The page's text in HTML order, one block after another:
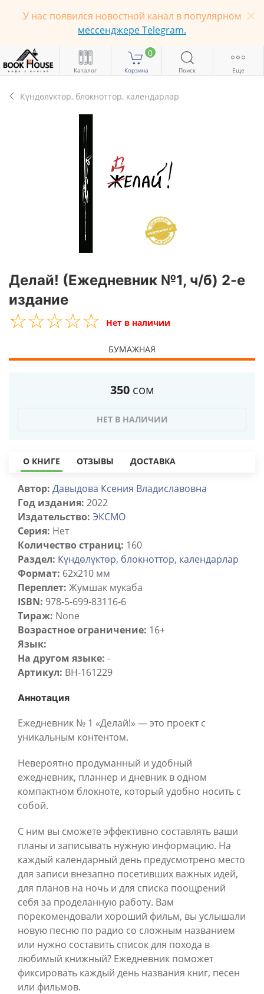
У нас появился новостной канал в популярном
мессенджере Telegram.
Каталог
0
Корзина Поиск Еще
Күндөлүктөр, блокноттор, календарлар
Делай! (Ежедневник №1, ч/б) 2-е
издание
☆☆☆☆☆
★★★★★ Нет в наличии
БУМАЖНАЯ
350 сом
НЕТ В НАЛИЧИИ
О КНИГЕ ОТЗЫВЫ ДОСТАВКА
Автор: Давыдова Ксения Владиславовна
Год издания: 2022
Издательство: ЭКСМО
Серия: Нет
Количество страниц: 160
Раздел: Күндөлүктөр, блокноттор, календарлар
Формат: 62x210 мм
Переплет: Жумшак мукаба
ISBN: 978-5-699-83116-6
Тираж: None
Возрастное ограничение: 16+
Язык:
На другом языке: -
Артикул: BH-161229
Аннотация
Ежедневник № 1 «Делай!» — это проект с
уникальным контентом.
Невероятно продуманный и удобный
ежедневник, планнер и дневник в одном
компактном блокноте, который удобно носить с
собой.
С ним вы сможете эффективно составлять ваши
планы и записывать нужную информацию. На
каждый календарный день предусмотрено место
для записи внезапно посетивших важных идей,
для планов на ночь и для списка поощрений
себя за проделанную работу. Вам
порекомендовали хороший фильм, вы услышали
новую песню по радио со сложным названием
или нужно составить список для похода в
любимый книжный? Ежедневник поможет
фиксировать каждый день названия книг, песен
или фильмов.